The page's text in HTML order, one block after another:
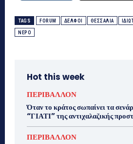
TAGS FORUM ΔΕΛΦΟΙ ΘΕΣΣΑΛΙΑ
ΝΕΡΟ
Hot this week
ΠΕΡΙΒΑΛΛΟΝ
Όταν το κράτος σωπαίνει τα
“ΓΙΑΤΙ” της αντιχαλαζικής
ΠΕΡΙΒΑΛΛΟΝ